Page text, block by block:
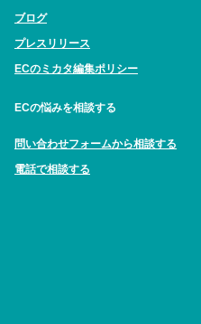
ブログ
プレスリリース
ECのミカタ編集ポリシー
ECの悩みを相談する
問い合わせフォームから相談する
電話で相談する